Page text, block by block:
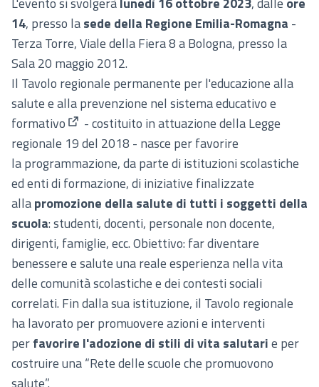
14, presso lasede della Regione Emilia-Romagna -
Terza Torre, Viale della Fiera 8 a Bologna, presso la
Sala 20 maggio 2012.
Il Tavolo regionale permanente per l'educazione alla
salute e alla prevenzione nel sistema educativo e
formativo
(Collegamento esterno)
- costituito in attuazione della Legge
regionale 19 del 2018 - nasce per favorire
la programmazione, da parte di istituzioni scolastiche
ed enti di formazione, di iniziative finalizzate
allapromozione della salute di tutti i soggetti della
scuola: studenti, docenti, personale non docente,
dirigenti, famiglie, ecc. Obiettivo: far diventare
benessere e salute una reale esperienza nella vita
delle comunità scolastiche e dei contesti sociali
correlati. Fin dalla sua istituzione, il Tavolo regionale
ha lavorato per promuovere azioni e interventi
perfavorire l'adozione di stili di vita salutarie per
costruire una “Rete delle scuole che promuovono
salute”.